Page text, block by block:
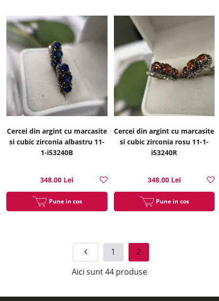
Cercei din argint cu marcasite
si cubic zirconia albastru 11-
1-i53240B
348.00 Lei
Pune in cos
Cercei din argint cu marcasite
si cubic zirconia rosu 11-1-
i53240R
348.00 Lei
Pune in cos
1
2
Aici sunt44 produse